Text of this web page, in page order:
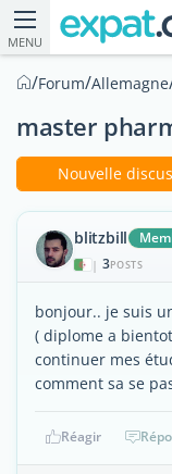
MENU
/Forum/Allemagne
master
Nouvelle
blitzbill
| 3POSTS
bonjour.. je suis
( diplome a
continuer mes
comment sa se
Réagir